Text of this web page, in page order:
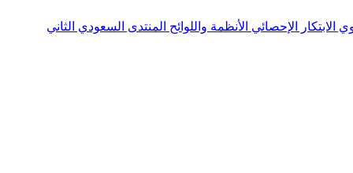
الابتكار الإحصائي الأنظمة واللوائح المنتدى السعودي الثاني